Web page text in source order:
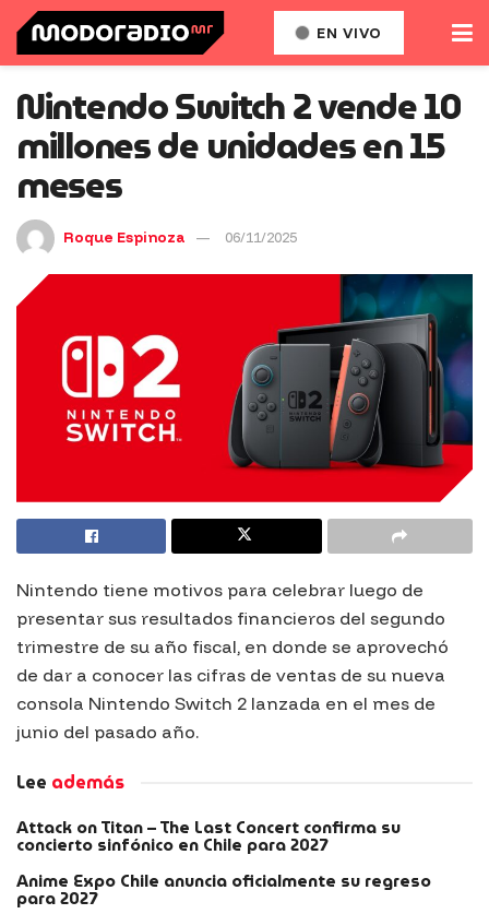
EN VIVO
Nintendo Switch 2 vende 10
millones de unidades en 15
meses
Roque Espinoza 06/11/2025
Nintendo tiene motivos para celebrar luego de
presentar sus resultados financieros del segundo
trimestre de su año fiscal, en donde se aprovechó
de dar a conocer las cifras de ventas de su nueva
consola Nintendo Switch 2 lanzada en el mes de
junio del pasado año.
Lee además
Attack on Titan – The Last Concert confirma su
concierto sinfónico en Chile para 2027
Anime Expo Chile anuncia oficialmente su regreso
para 2027